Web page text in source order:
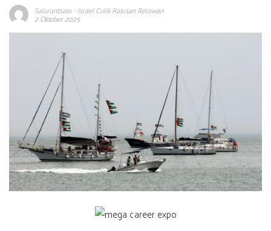
Saluran1satu-Israel Culik Ratusan Relawan
2 Oktober 2025